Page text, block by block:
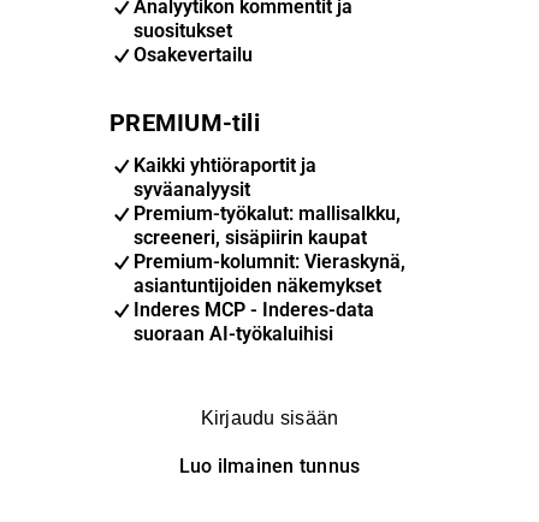
Analyytikon kommentit ja
suositukset
Osakevertailu
PREMIUM-tili
Kaikki yhtiöraportit ja
syväanalyysit
Premium-työkalut: mallisalkku,
screeneri, sisäpiirin kaupat
Premium-kolumnit: Vieraskynä,
asiantuntijoiden näkemykset
Inderes MCP - Inderes-data
suoraan AI-työkaluihisi
Kirjaudu sisään
Luo ilmainen tunnus